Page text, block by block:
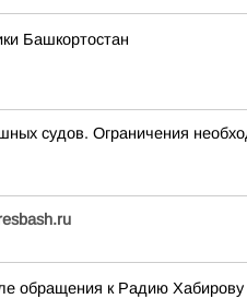
Башкортостан
судов. Ограничения
обращения к Радию Хабирову